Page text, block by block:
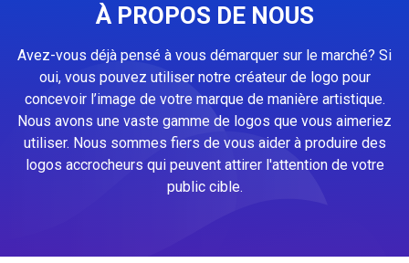
À PROPOS DE NOUS
Avez-vous déjà pensé à vous démarquer sur le marché? Si
oui, vous pouvez utiliser notre créateur de logo pour
concevoir l’image de votre marque de manière artistique.
Nous avons une vaste gamme de logos que vous aimeriez
utiliser. Nous sommes fiers de vous aider à produire des
logos accrocheurs qui peuvent attirer l'attention de votre
public cible.